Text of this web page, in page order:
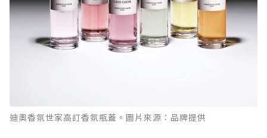
迪奧香氛世家高訂香氛瓶蓋。圖片來源：品牌提供